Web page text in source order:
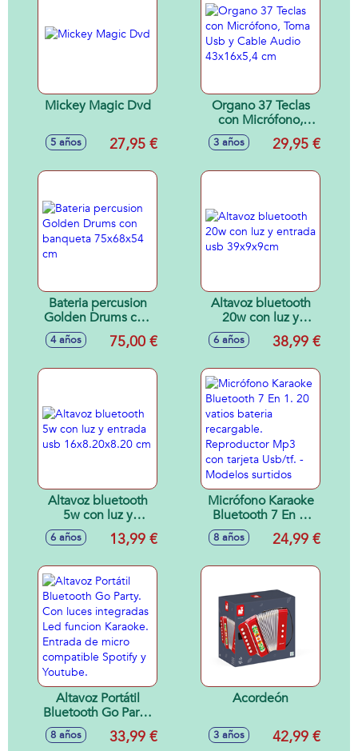
Mickey Magic Dvd
5 años 27,95 €
Organo 37 Teclas
con Micrófono,
Toma Usb y Cable
Audio 43x16x5,4
3 años 29,95 €
Bateria percusion
Golden Drums con
banqueta
75x68x54 cm
4 años 75,00 €
Altavoz bluetooth
20w con luz y
entrada usb
39x9x9cm
6 años 38,99 €
Altavoz bluetooth
5w con luz y
entrada usb
16x8.20x8.20 cm
6 años 13,99 €
Micrófono Karaoke
Bluetooth 7 En 1.
20 vatios bateria
recargable.
con tarjeta Usb/tf. -
Modelos surtidos
8 años 24,99 €
Altavoz Portátil
Bluetooth Go Party.
Con luces
integradas Led
8 años 33,99 €
Acordeón
3 años 42,99 €